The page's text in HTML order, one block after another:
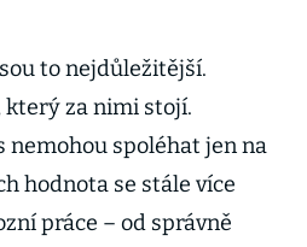
to nejdůležitější.
za nimi stojí.
nemohou spoléhat jen na
hodnota se stále více
práce – od správně